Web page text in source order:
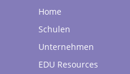
Home
Schulen
Unternehmen
EDU Resources